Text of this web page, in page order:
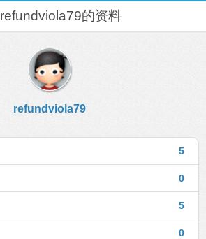
refundviola79的资料
refundviola79
5
0
5
0